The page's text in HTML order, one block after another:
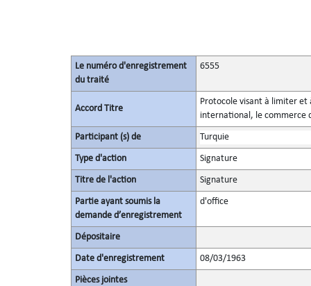
Le numéro d'enregistrement
du traité
6555
Accord Titre
Protocole visant à limiter
international, le commerce
Participant (s) de Turquie
Type d'action Signature
Titre de l'action Signature
Partie ayant soumis la
demande d’enregistrement
d'office
Dépositaire
Date d'enregistrement 08/03/1963
Pièces jointes